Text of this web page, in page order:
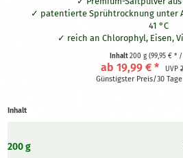
patentierte Sprühtrocknung unter
41°C
reich an Chlorophyl, Eisen,
sehr gut löslich und
sehr leicht verdaulich mit guter
für den
Inhalt200 g (99,95 € * /
ab 19,99 € * UVP
Günstigster Preis/30
Inhalt
200 g